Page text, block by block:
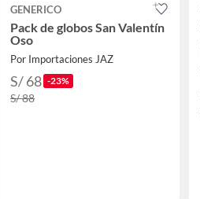
GENERICO
Pack de globos San Valentín
Oso
Por Importaciones JAZ
S/ 68 -23%
S/ 88